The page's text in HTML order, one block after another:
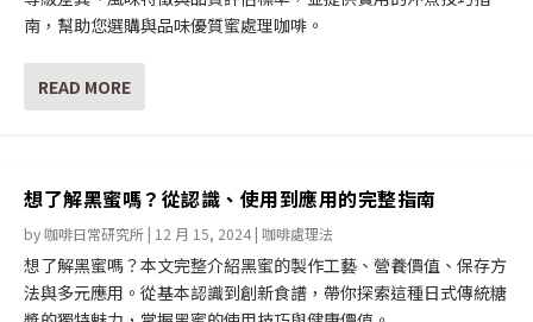
南，幫助您選購與品味優質蜜處理咖啡。
READ MORE
想了解黑蜜嗎？從認識、使用到應用的完整指南
by咖啡日常研究所 | 12 月 15, 2024 | 咖啡處理法
想了解黑蜜嗎？本文完整介紹黑蜜的製作工藝、營養價值、保存方
法與多元應用。從基本認識到創新食譜，帶你探索這種日式傳統糖